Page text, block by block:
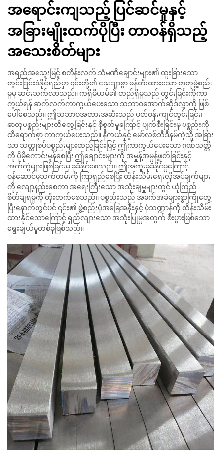
အရောင်းကျသည့် ပြင်ဆင်မှုနှင့်
အခြားမျိုးထက်ပိုပြီး တာဝန်ရှိသည့်
အသေးစိတ်များ
အရည်အသွေးမြင့် စတိန်းလက် သံမဏိချောင်းများ၏ ထူးခြားသော
တွင်းခြင်းခံနိုင်ရည်မှာ ၎င်းတို့၏ သေချာစွာ ဖန်တီးထားသော ဓာတုဖွဲ့စည်း
မှုမှ ဆင်းသက်လာသည်။ ကရိုမီယမ်၏ တည်ရှိမှုသည် တွင်းခြင်းကိုကာ
ကွယ်ရန် ဆက်လက်ကာကွယ်ပေးသော သဘာဝအောက်ဆိုဒ်လွှာကို ဖြစ်
ပေါ်စေသည်။ ဤသဘာဝအတားအဆီးသည် ပတ်ဝန်းကျင်တွင်းခြင်း၊
ဓာတုပစ္စည်းများထိတွေ့ခြင်းနှင့် စိုစွတ်မှုကြောင့် ပျက်စီးခြင်းမှ ပစ္စည်းကို
ထိရောက်စွာ ကာကွယ်ပေးသည်။ နီကယ်နှင့် မော်လစ်ဘီဒီနမ်ကဲ့သို့ အခြား
သာ သတ္တုစပ်ပစ္စည်းများထည့်ခြင်းဖြင့် ဤကာကွယ်ပေးသော ဂုဏ်သတ္တိ
ကို ပိုမိုကောင်းမွန်စေပြီး ဤချောင်းများကို အမှုန့်အမှုန့်ဖုတ်ခြင်းနှင့်
အက်ကွဲများဖြစ်ခြင်းမှ ခုခံနိုင်စေသည်။ ဤအထူးခုခံနိုင်မှုကြောင့်
ဝန်ဆောင်မှုသက်တမ်းကို ကြာရှည်စေပြီး ထိန်းသိမ်းရေးလိုအပ်ချက်များ
ကို လျော့နည်းစေကာ အရေးကြီးသော အသုံးချမှုများတွင် ယုံကြည်
စိတ်ချရမှုကို တိုးတက်စေသည်။ ပစ္စည်းသည် အခက်အခဲများစွာကြုံတွေ့
ပြီးနောက်တွင်ပင် ၎င်း၏ ဖွဲ့စည်းပုံအခြေအနှီးနှင့် ပုံသဏ္ဍာန်ကို ထိန်းသိမ်း
ထားနိုင်သောကြောင့် ရှည်လျားသော အသုံးပြုမှုအတွက် စီးပွားဖြစ်သော
ရွေးချယ်မှုတစ်ခုဖြစ်သည်။